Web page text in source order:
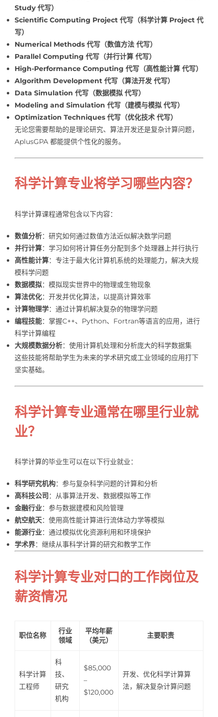
Study 代写）
Scientific Computing Project 代写（科学计算 Project 代
写）
Numerical Methods 代写（数值方法 代写）
Parallel Computing 代写（并行计算 代写）
High-Performance Computing 代写（高性能计算 代写）
Algorithm Development 代写（算法开发 代写）
Data Simulation 代写（数据模拟 代写）
Modeling and Simulation 代写（建模与模拟 代写）
Optimization Techniques 代写（优化技术 代写）
无论您需要帮助的是理论研究、算法开发还是复杂计算问题，
AplusGPA 都能提供个性化的服务。
科学计算专业将学习哪些内容？
科学计算课程通常包含以下内容：
数值分析：研究如何通过数值方法近似解决数学问题
并行计算：学习如何将计算任务分配到多个处理器上并行执行
高性能计算：专注于最大化计算机系统的处理能力，解决大规
模科学问题
数据模拟：模拟现实世界中的物理或生物现象
算法优化：开发并优化算法，以提高计算效率
计算物理学：通过计算机解决复杂的物理学问题
编程技能：掌握C++、Python、Fortran等语言的应用，进行
科学计算编程
大规模数据分析：使用计算机处理和分析庞大的科学数据集
这些技能将帮助学生为未来的学术研究或工业领域的应用打下
坚实基础。
科学计算专业通常在哪里行业就
业？
科学计算的毕业生可以在以下行业就业：
科学研究机构：参与复杂科学问题的计算和分析
高科技公司：从事算法开发、数据模拟等工作
金融行业：参与数据建模和风险管理
航空航天：使用高性能计算进行流体动力学等模拟
能源行业：通过模拟优化资源利用和环境保护
学术界：继续从事科学计算的研究和教学工作
科学计算专业对口的工作岗位及
薪资情况
职位名称
行业
领域
平均年薪
（美元）
主要职责
科学计算
工程师
科
技、
研究
机构
$85,000
–
$120,000
开发、优化科学计算算
法，解决复杂计算问题